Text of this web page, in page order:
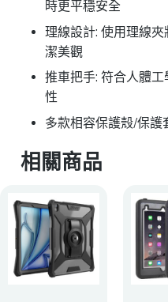
時更平穩安全
理線設計: 使用理線
潔美觀
推車把手: 符合人體
性
多款相容保護殼/保護
相關商品